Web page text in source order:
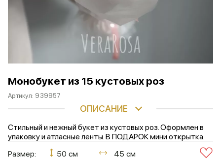
Монобукет из 15 кустовых роз
Артикул: 939957
ОПИСАНИЕ
Стильный и нежный букет из кустовых роз. Оформлен в
упаковку и атласные ленты. В ПОДАРОК мини открытка.
Размер:
50 см 45 см